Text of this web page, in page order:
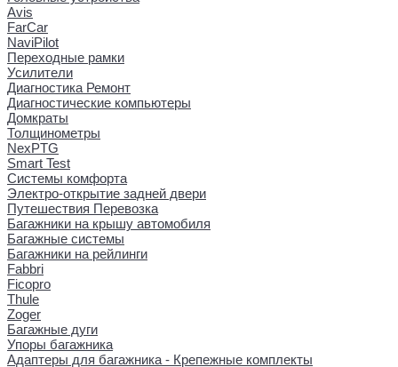
Avis
FarCar
NaviPilot
Переходные рамки
Усилители
Диагностика Ремонт
Диагностические компьютеры
Домкраты
Толщинометры
NexPTG
Smart Test
Системы комфорта
Электро-открытие задней двери
Путешествия Перевозка
Багажники на крышу автомобиля
Багажные системы
Багажники на рейлинги
Fabbri
Ficopro
Thule
Zoger
Багажные дуги
Упоры багажника
Адаптеры для багажника - Крепежные комплекты